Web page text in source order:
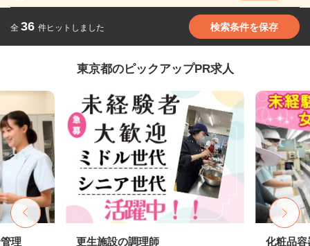
全 36 件ヒットしました 検索条件を保存
東京都のピックアップPR求人
理 更生施設の調理師
化粧品容